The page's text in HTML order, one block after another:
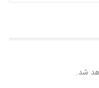
شد.